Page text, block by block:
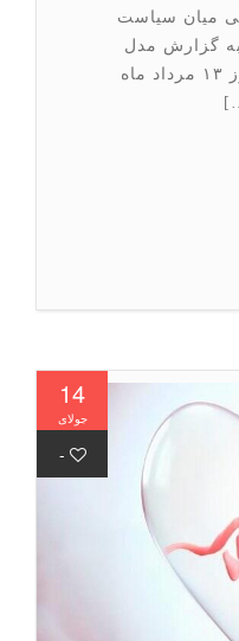
سیاست
مدل
مهر، امروز ۱۳ مرداد ماه
14